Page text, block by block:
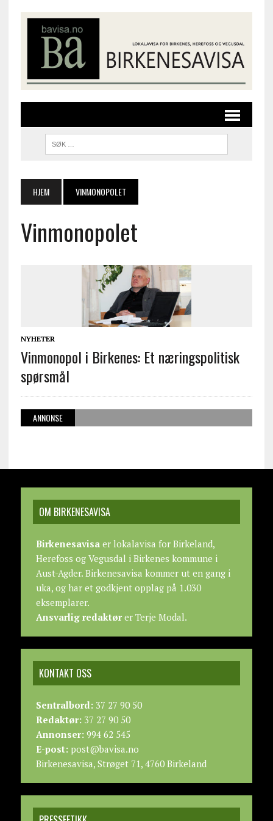
HJEM VINMONOPOLET
Vinmonopolet
NYHETER
Vinmonopol i Birkenes: Et næringspolitisk
spørsmål
ANNONSE
OM BIRKENESAVISA
Birkenesavisaer lokalavisa for Birkeland,
Herefoss og Vegusdal i Birkenes kommune i
Aust-Agder. Birkenesavisa kommer ut en gang i
uka, og har et godkjent opplag på 1.030
eksemplarer.
Ansvarlig redaktører Terje Modal.
KONTAKT OSS
Sentralbord:37 27 90 50
Redaktør:37 27 90 50
Annonser:994 62 545
E-post:post@bavisa.no
Birkenesavisa, Strøget 71, 4760 Birkeland